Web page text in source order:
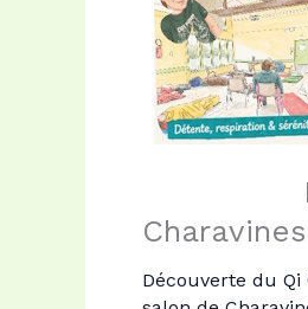
Charavines
Découverte du Qi